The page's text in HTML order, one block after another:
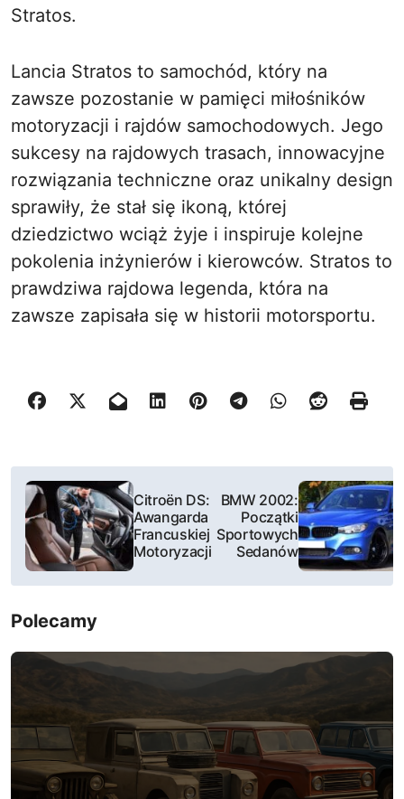
Stratos.
Lancia Stratos to samochód, który na
zawsze pozostanie w pamięci miłośników
motoryzacji i rajdów samochodowych. Jego
sukcesy na rajdowych trasach, innowacyjne
rozwiązania techniczne oraz unikalny design
sprawiły, że stał się ikoną, której
dziedzictwo wciąż żyje i inspiruje kolejne
pokolenia inżynierów i kierowców. Stratos to
prawdziwa rajdowa legenda, która na
zawsze zapisała się w historii motorsportu.
N
w
i
g
a
c
j
a
Citroën DS:
Awangarda
Francuskiej
Motoryzacji
BMW 2002:
Początki
Sportowych
Sedanów
Polecamy